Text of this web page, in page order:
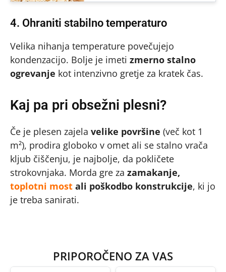
4. Ohraniti stabilno temperaturo
Velika nihanja temperature povečujejo
kondenzacijo. Bolje je imeti zmerno stalno
ogrevanje kot intenzivno gretje za kratek čas.
Kaj pa pri obsežni plesni?
Če je plesen zajela velike površine (več kot 1
m²), prodira globoko v omet ali se stalno vrača
kljub čiščenju, je najbolje, da pokličete
strokovnjaka. Morda gre za zamakanje,
toplotni most ali poškodbo konstrukcije, ki jo
je treba sanirati.
PRIPOROČENO ZA VAS